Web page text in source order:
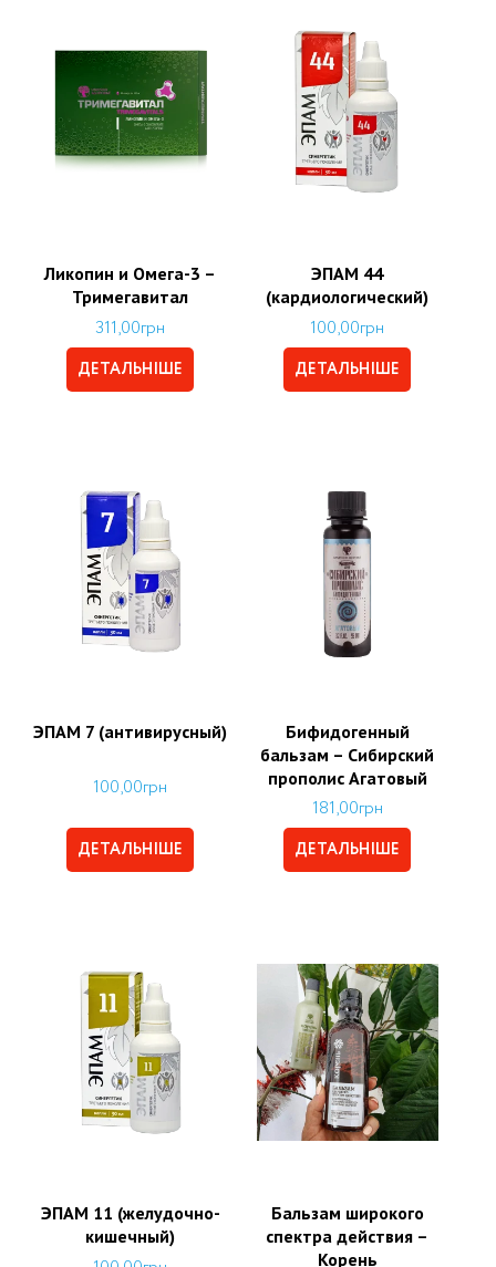
Ликопин и Омега-3 –
Тримегавитал
311,00грн
ДЕТАЛЬНІШЕ
ЭПАМ 44
(кардиологический)
100,00грн
ДЕТАЛЬНІШЕ
ЭПАМ 7 (антивирусный)
100,00грн
ДЕТАЛЬНІШЕ
Бифидогенный
бальзам – Сибирский
прополис Агатовый
181,00грн
ДЕТАЛЬНІШЕ
ЭПАМ 11 (желудочно-
кишечный)
Бальзам широкого
спектра действия –
Корень